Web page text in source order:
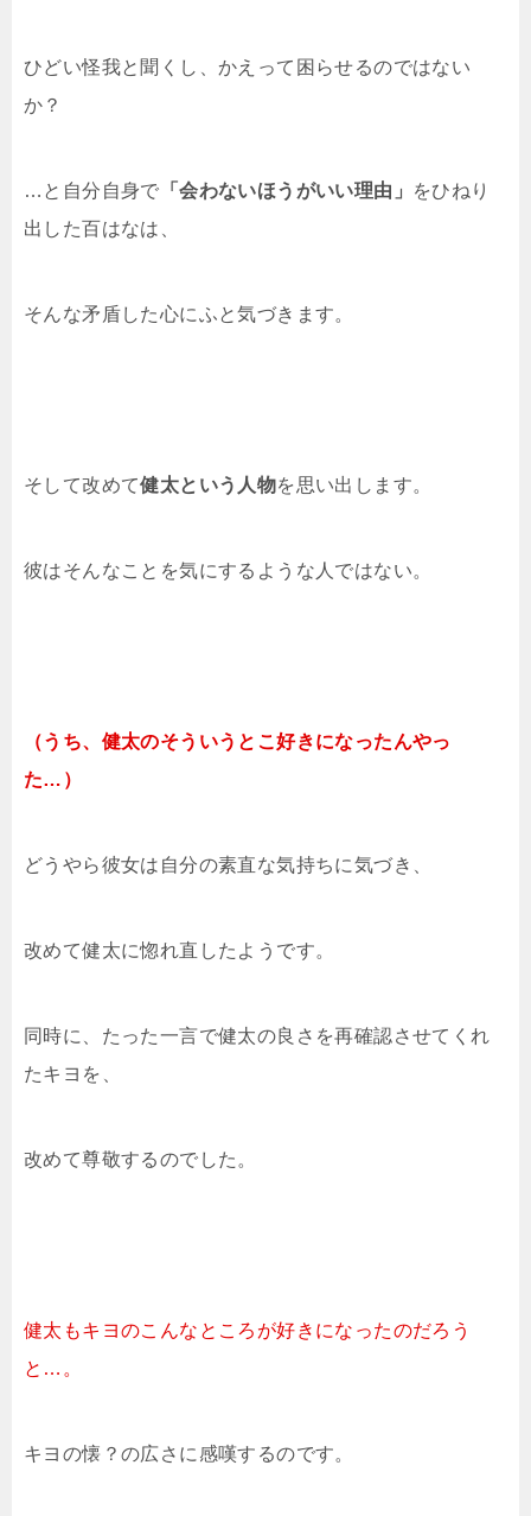
ひどい怪我と聞くし、かえって困らせるのではない
か？
…と自分自身で 「会わないほうがいい理由」
をひねり
出した百はなは、
そんな矛盾した心にふと気づきます。
そして改めて健太という人物を思い出します。
彼はそんなことを気にするような人ではない。
（うち、健太のそういうとこ好きになったんやっ
た…）
どうやら彼女は自分の素直な気持ちに気づき、
改めて健太に惚れ直したようです。
同時に、たった一言で健太の良さを再確認させてくれ
たキヨを、
改めて尊敬するのでした。
健太もキヨのこんなところが好きになったのだろう
と…。
キヨの懐？の広さに感嘆するのです。